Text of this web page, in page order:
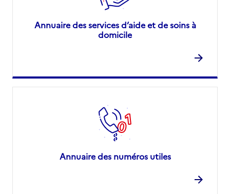
Annuaire des services d’aide et de soins à
domicile
Annuaire des numéros utiles